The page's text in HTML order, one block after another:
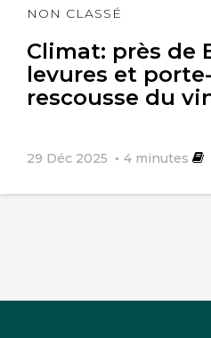
NON CLASSÉ
Climat: près de
levures et
rescousse du
29 Déc 2025 4 minutes
Lire